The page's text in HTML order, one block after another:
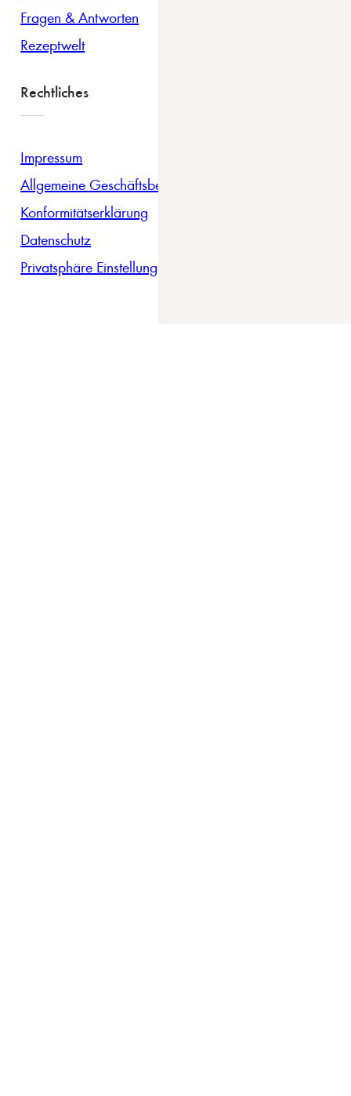
Fragen & Antworten
Rezeptwelt
Rechtliches
Impressum
Allgemeine Geschäftsbedingungen
Konformitätserklärung
Datenschutz
Privatsphäre Einstellungen